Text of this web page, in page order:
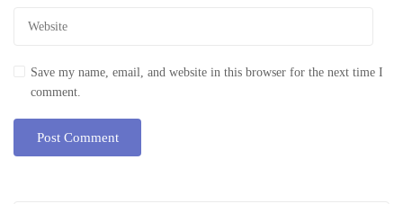
Save my name, email, and website in this browser for the next time I
comment.